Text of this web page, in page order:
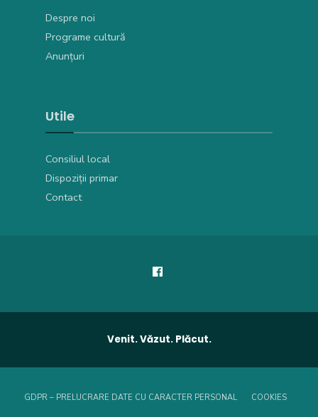
Despre noi
Programe cultură
Anunțuri
Utile
Consiliul local
Dispoziții primar
Contact
Venit. Văzut. Plăcut.
GDPR – PRELUCRARE DATE CU CARACTER PERSONAL COOKIES